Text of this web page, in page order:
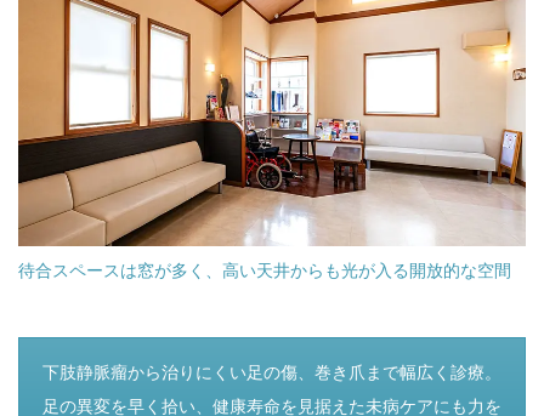
待合スペースは窓が多く、高い天井からも光が入る開放的な空間
つぎのページ
下肢静脈瘤から治りにくい足の傷、巻き爪まで幅広く診療。
足の異変を早く拾い、健康寿命を見据えた未病ケアにも力を